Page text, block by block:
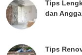
Tips
dan
Tips